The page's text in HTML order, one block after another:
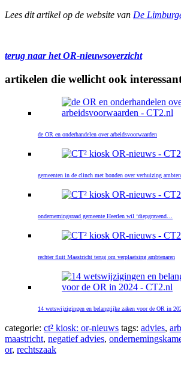
Lees dit artikel op de website van De
terug naar het OR-nieuwsoverzicht
artikelen die wellicht ook
de OR en onderhandelen over arbeidsvoorwaarden
gemeenten in de clinch met bonden over verhuizing
ondernemingsraad gemeente Heerlen wil ‘diepgravend…
rechter fluit Maastricht terug om verplaatsing ambtenaren
14 wetswijzigingen en belangrijke zaken voor de OR in
categorie: ct² kiosk: or-nieuws tags: advies,
maastricht, negatief advies,
or, rechtszaak